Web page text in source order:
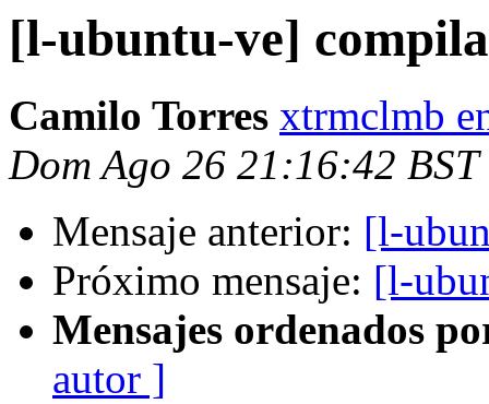
[l-ubuntu-ve]
Camilo Torres xtrmclmb
Dom Ago 26 21:16:42 BST
Mensaje anterior: [l-
Próximo mensaje: [l-
Mensajes ordenados
autor ]